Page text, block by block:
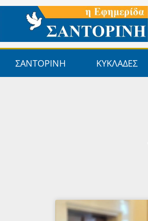
Μετάβαση
περιεχόμενο
ΣΑΝΤΟΡΙΝΗ ΚΥΚΛΑΔΕΣ